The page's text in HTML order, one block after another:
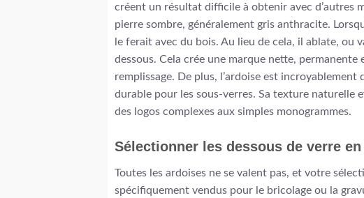
créent un résultat difficile à obtenir avec d’autres
pierre sombre, généralement gris anthracite.
le ferait avec du bois. Au lieu de cela, il ablate, ou
dessous. Cela crée une marque nette,
remplissage. De plus, l’ardoise est
durable pour les sous-verres. Sa texture naturelle
des logos complexes aux simples monogrammes.
Sélectionner les dessous de verre
Toutes les ardoises ne se valent pas, et votre
spécifiquement vendus pour le bricolage ou la